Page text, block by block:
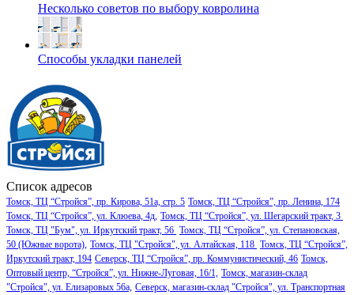
Несколько советов по выбору ковролина
Способы укладки панелей
Список адресов
Томск, ТЦ “Стройся”, пр. Кирова, 51а, стр. 5 Томск, ТЦ “Стройся”, пр. Ленина, 174
Томск, ТЦ “Стройся”, ул. Клюева, 4д, Томск, ТЦ “Стройся”, ул. Шегарский тракт, 3
Томск, ТЦ "Бум", ул. Иркутский тракт, 56 Томск, ТЦ “Стройся”, ул. Степановская,
50 (Южные ворота), Томск, ТЦ "Стройся", ул. Алтайская, 118 Томск, ТЦ “Стройся”,
Иркутский тракт, 194 Северск, ТЦ “Стройся”, пр. Коммунистический, 46 Томск,
Оптовый центр, “Стройся”, ул. Нижне-Луговая, 16/1, Томск, магазин-склад
"Стройся", ул. Елизаровых 56а, Северск, магазин-склад "Стройся", ул. Транспортная